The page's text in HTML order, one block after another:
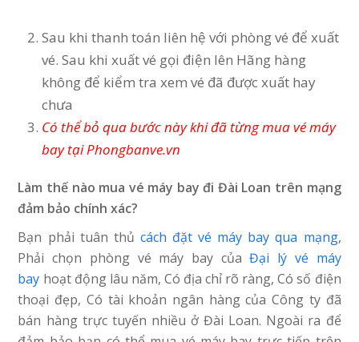
Sau khi thanh toán liên hệ với phòng vé để xuất
vé. Sau khi xuất vé gọi điện lên Hãng hàng
không để kiểm tra xem vé đã được xuất hay
chưa
Có thể bỏ qua bước này khi đã từng mua vé máy
bay tại Phongbanve.vn
Làm thế nào mua vé máy bay đi Đài Loan trên mạng
đảm bảo chính xác?
Bạn phải tuân thủ cách đặt vé máy bay qua mạng,
Phải chọn phòng vé máy bay củaĐại lý vé máy
bay hoạt động lâu năm, Có địa chỉ rõ ràng, Có số điện
thoại đẹp, Có tài khoản ngân hàng của Công ty đã
bán hàng trực tuyến nhiều ở Đài Loan. Ngoài ra để